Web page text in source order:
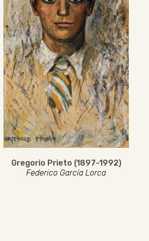
Gregorio Prieto (1897-1992)
Federico García Lorca